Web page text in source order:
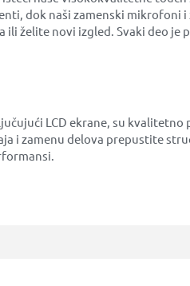
dok naši zamenski mikrofoni
želite novi izgled. Svaki deo je
LCD ekrane, su
zamenu delova prepustite